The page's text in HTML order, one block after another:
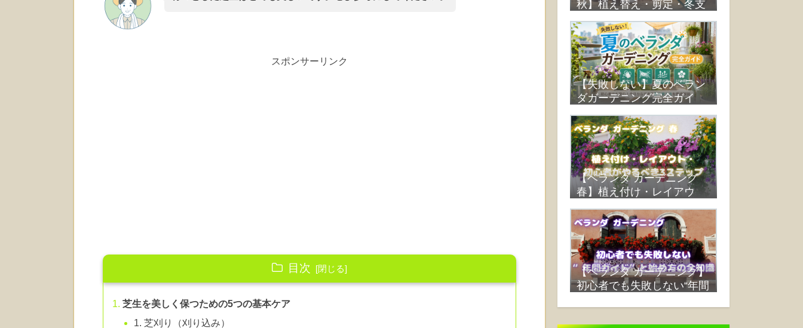
スポンサーリンク
目次
芝生を美しく保つための5つの基本ケア
1. 芝刈り（刈り込み）
秋】植え替え・剪定・冬支
【失敗しない】夏のベラン
ダガーデニング完全ガイ
策・おすすめ植物まで解説
【ベランダ ガーデニング
春】植え付け・レイアウ
ト・初心者がやるべき3ス
テップ
【ベランダ ガーデニング】
初心者でも失敗しない“年間